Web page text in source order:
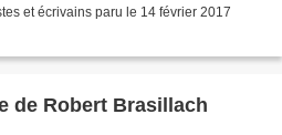
et écrivains paru le 14 février 2017
de Robert Brasillach